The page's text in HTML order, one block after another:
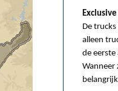
De
alleen
de eerste
Wanneer